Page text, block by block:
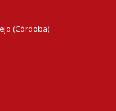
(Córdoba)